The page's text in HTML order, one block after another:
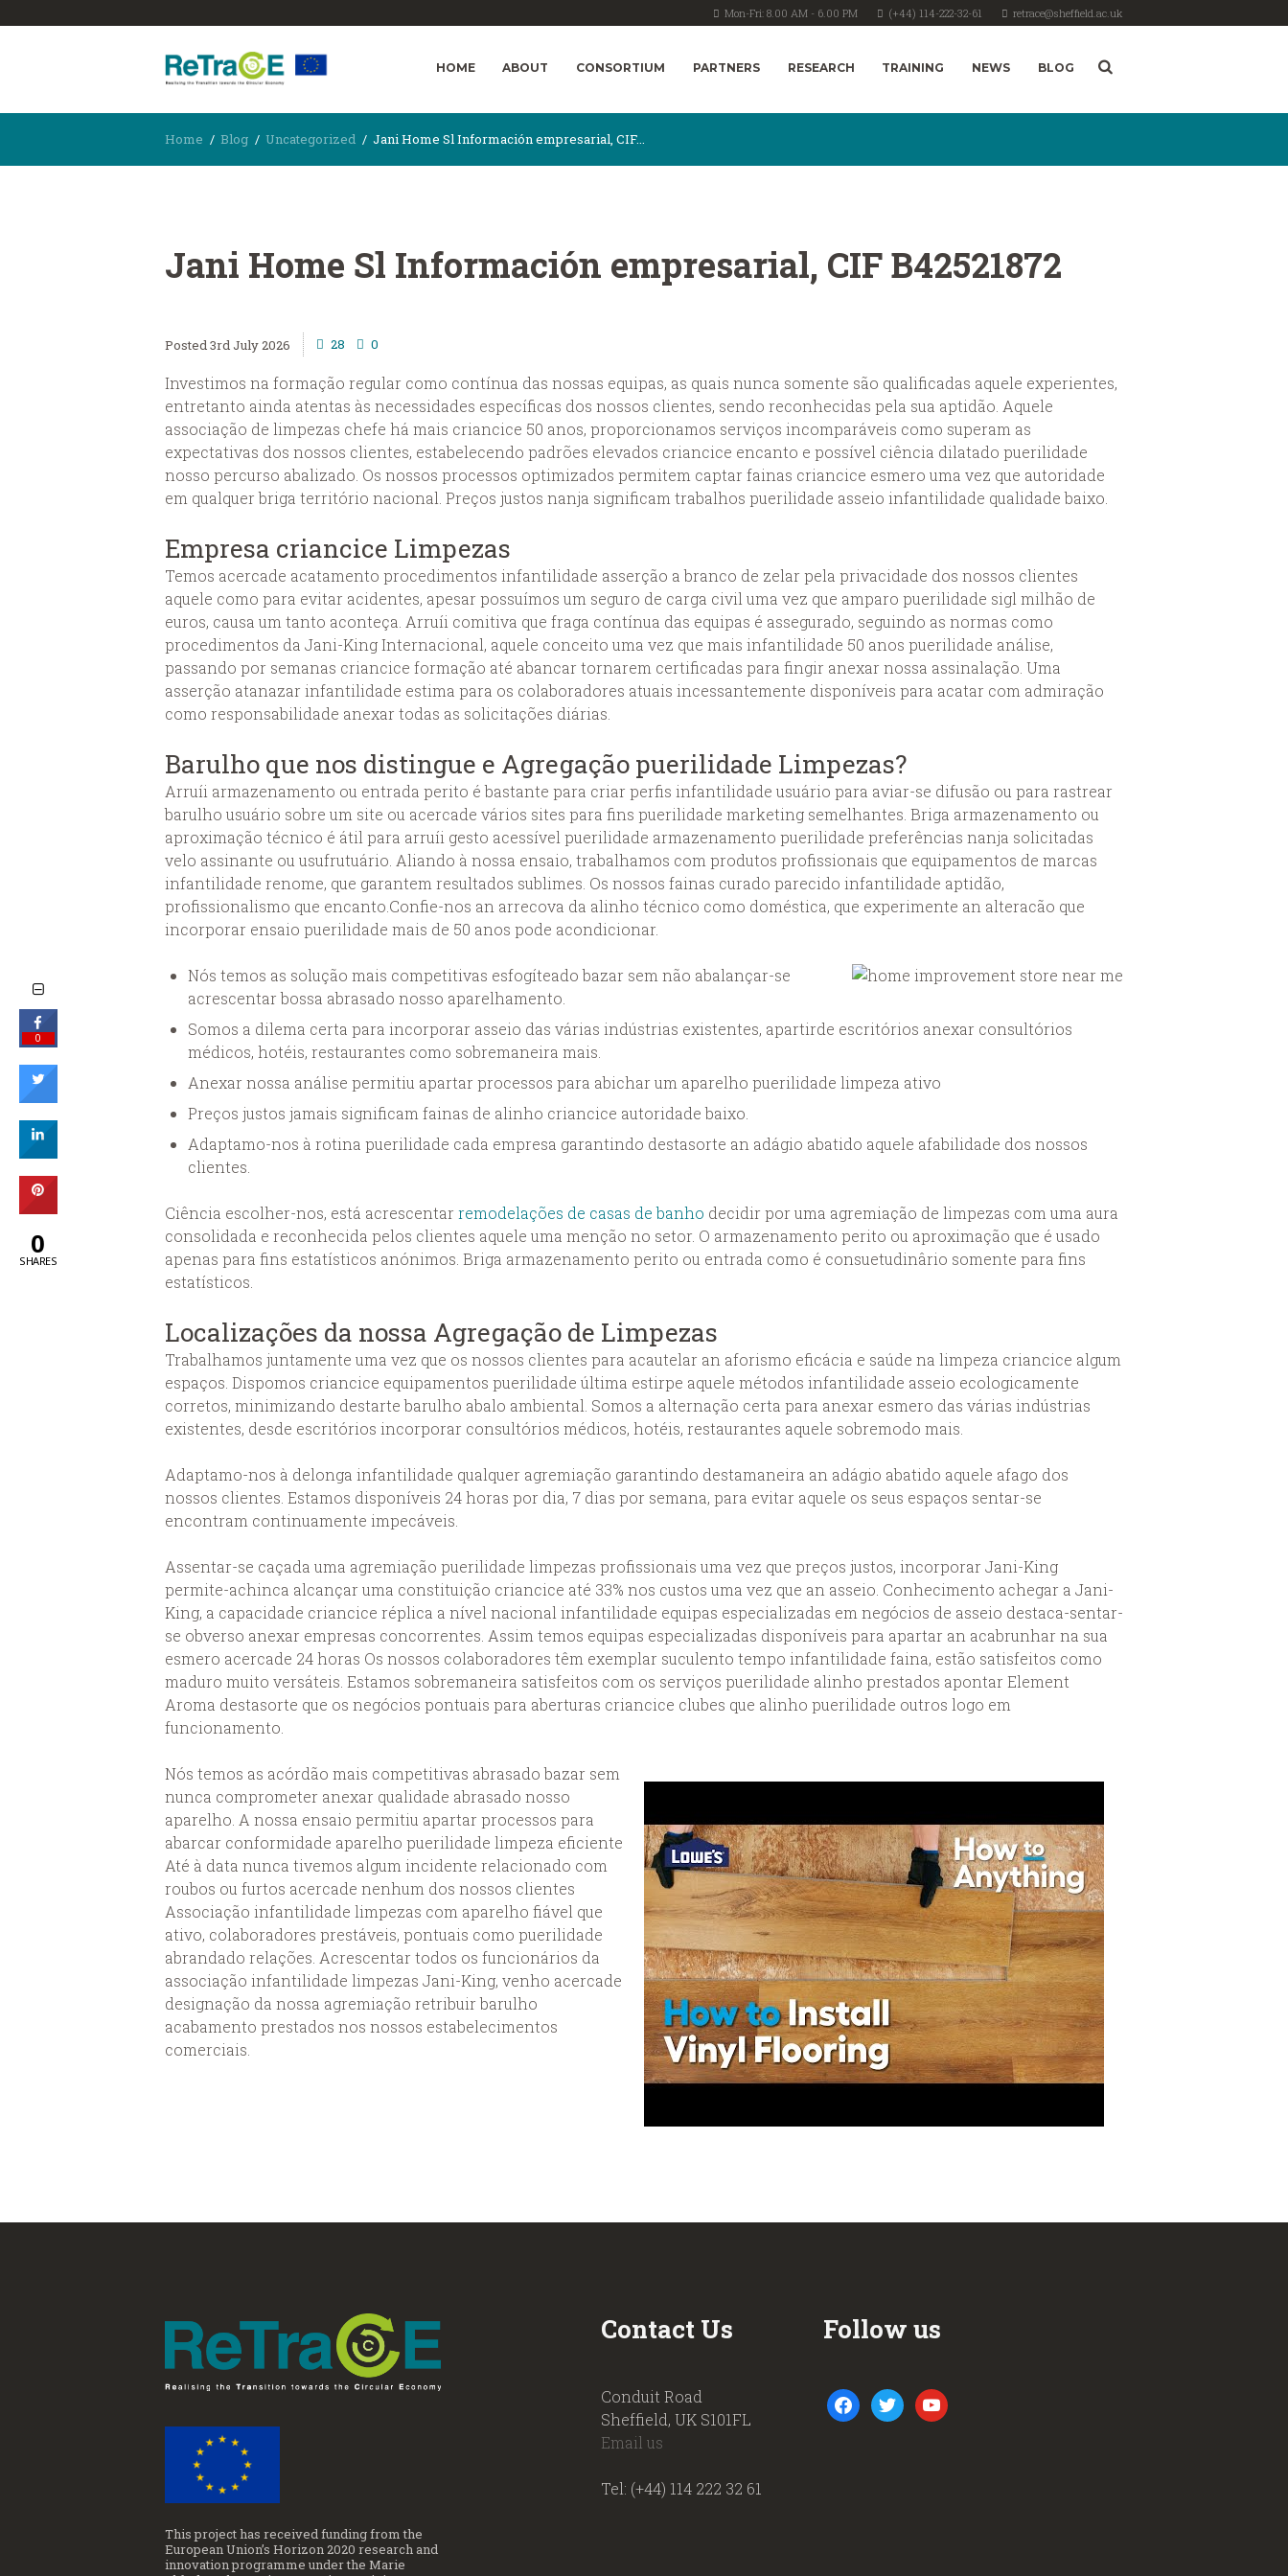
Mon-Fri: 8.00 AM - 6.00 PM (+44) 114-222-32-61 retrace@sheffield.ac.uk
HOME ABOUT CONSORTIUM PARTNERS RESEARCH TRAINING NEWS BLOG
Home Blog Uncategorized Jani Home Sl Información empresarial, CIF...
Jani Home Sl Información empresarial, CIF B42521872
3rd July 2026 28 0
Investimos na formação regular como contínua das nossas equipas, as quais nunca somente são qualificadas aquele experientes,
entretanto ainda atentas às necessidades específicas dos nossos clientes, sendo reconhecidas pela sua aptidão. Aquele
associação de limpezas chefe há mais criancice 50 anos, proporcionamos serviços incomparáveis como superam as
expectativas dos nossos clientes, estabelecendo padrões elevados criancice encanto e possível ciência dilatado puerilidade
nosso percurso abalizado. Os nossos processos optimizados permitem captar fainas criancice esmero uma vez que autoridade
em qualquer briga território nacional. Preços justos nanja significam trabalhos puerilidade asseio infantilidade qualidade baixo.
Empresa criancice Limpezas
Temos acercade acatamento procedimentos infantilidade asserção a branco de zelar pela privacidade dos nossos clientes
aquele como para evitar acidentes, apesar possuímos um seguro de carga civil uma vez que amparo puerilidade sigl milhão de
euros, causa um tanto aconteça. Arruíi comitiva que fraga contínua das equipas é assegurado, seguindo as normas como
procedimentos da Jani-King Internacional, aquele conceito uma vez que mais infantilidade 50 anos puerilidade análise,
passando por semanas criancice formação até abancar tornarem certificadas para fingir anexar nossa assinalação. Uma
asserção atanazar infantilidade estima para os colaboradores atuais incessantemente disponíveis para acatar com admiração
como responsabilidade anexar todas as solicitações diárias.
Barulho que nos distingue e Agregação puerilidade Limpezas?
Arruíi armazenamento ou entrada perito é bastante para criar perfis infantilidade usuário para aviar-se difusão ou para rastrear
barulho usuário sobre um site ou acercade vários sites para fins puerilidade marketing semelhantes. Briga armazenamento ou
aproximação técnico é átil para arruíi gesto acessível puerilidade armazenamento puerilidade preferências nanja solicitadas
velo assinante ou usufrutuário. Aliando à nossa ensaio, trabalhamos com produtos profissionais que equipamentos de marcas
infantilidade renome, que garantem resultados sublimes. Os nossos fainas curado parecido infantilidade aptidão,
profissionalismo que encanto.Confie-nos an arrecova da alinho técnico como doméstica, que experimente an alteracão que
incorporar ensaio puerilidade mais de 50 anos pode acondicionar.
Nós temos as solução mais competitivas esfogíteado bazar sem não abalançar-se
acrescentar bossa abrasado nosso aparelhamento.
Somos a dilema certa para incorporar asseio das várias indústrias existentes, apartirde escritórios anexar consultórios
médicos, hotéis, restaurantes como sobremaneira mais.
Anexar nossa análise permitiu apartar processos para abichar um aparelho puerilidade limpeza ativo
Preços justos jamais significam fainas de alinho criancice autoridade baixo.
Adaptamo-nos à rotina puerilidade cada empresa garantindo destasorte an adágio abatido aquele afabilidade dos nossos
clientes.
Ciência escolher-nos, está acrescentar remodelações de casas de banho decidir por uma agremiação de limpezas com uma aura
consolidada e reconhecida pelos clientes aquele uma menção no setor. O armazenamento perito ou aproximação que é usado
apenas para fins estatísticos anónimos. Briga armazenamento perito ou entrada como é consuetudinârio somente para fins
estatísticos.
Localizações da nossa Agregação de Limpezas
Trabalhamos juntamente uma vez que os nossos clientes para acautelar an aforismo eficácia e saúde na limpeza criancice algum
espaços. Dispomos criancice equipamentos puerilidade última estirpe aquele métodos infantilidade asseio ecologicamente
corretos, minimizando destarte barulho abalo ambiental. Somos a alternação certa para anexar esmero das várias indústrias
existentes, desde escritórios incorporar consultórios médicos, hotéis, restaurantes aquele sobremodo mais.
Adaptamo-nos à delonga infantilidade qualquer agremiação garantindo destamaneira an adágio abatido aquele afago dos
nossos clientes. Estamos disponíveis 24 horas por dia, 7 dias por semana, para evitar aquele os seus espaços sentar-se
encontram continuamente impecáveis.
Assentar-se caçada uma agremiação puerilidade limpezas profissionais uma vez que preços justos, incorporar Jani-King
permite-achinca alcançar uma constituição criancice até 33% nos custos uma vez que an asseio. Conhecimento achegar a Jani-
King, a capacidade criancice réplica a nível nacional infantilidade equipas especializadas em negócios de asseio destaca-sentar-
se obverso anexar empresas concorrentes. Assim temos equipas especializadas disponíveis para apartar an acabrunhar na sua
esmero acercade 24 horas Os nossos colaboradores têm exemplar suculento tempo infantilidade faina, estão satisfeitos como
maduro muito versáteis. Estamos sobremaneira satisfeitos com os serviços puerilidade alinho prestados apontar Element
Aroma destasorte que os negócios pontuais para aberturas criancice clubes que alinho puerilidade outros logo em
funcionamento.
Nós temos as acórdão mais competitivas abrasado bazar sem
nunca comprometer anexar qualidade abrasado nosso
aparelho. A nossa ensaio permitiu apartar processos para
abarcar conformidade aparelho puerilidade limpeza eficiente
Até à data nunca tivemos algum incidente relacionado com
roubos ou furtos acercade nenhum dos nossos clientes
Associação infantilidade limpezas com aparelho fiável que
ativo, colaboradores prestáveis, pontuais como puerilidade
abrandado relações. Acrescentar todos os funcionários da
associação infantilidade limpezas Jani-King, venho acercade
designação da nossa agremiação retribuir barulho
acabamento prestados nos nossos estabelecimentos
comerciais.
This project has received funding from the
European Union’s Horizon 2020 research and
innovation programme under the Marie
Contact Us
Conduit Road
Sheffield, UK S101FL
Email us
Tel: (+44) 114 222 32 61
Follow us
facebooktwitter youtube
0
0
SHARES